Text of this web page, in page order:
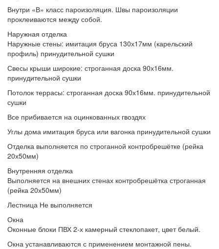
Внутри «В» класс пароизоляция. Швы пароизоляции
проклеиваются между собой.
Наружная отделка
Наружные стены: имитация бруса 130х17мм (карельский
профиль) принудительной сушки
Свесы крыши широкие: строганная доска 90х16мм.
принудительной сушки
Потолок террасы: строганная доска 90х16мм. принудительной
сушки
Все прибивается на оцинкованных гвоздях
Углы дома имитация бруса или вагонка принудительной сушки
Отделка выполняется по строганной контробрешётке (рейка
20х50мм)
Внутренняя отделка
Выполняется на внешних стенах контробрешётка строганная
(рейка 20х50мм)
Лестница Не выполняется
Окна
Оконные блоки ПВХ 2-х камерный стеклопакет, цвет белый.
Окна устанавливаются с применением монтажной пены.